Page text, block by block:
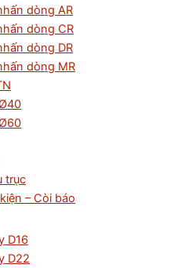
dòng AR
dòng CR
dòng DR
dòng MR
trục
– Còi báo
D16
D22